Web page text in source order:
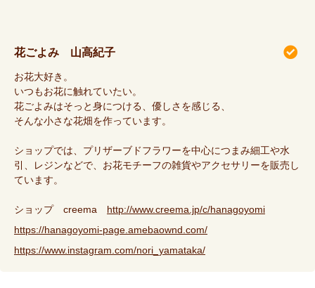
花ごよみ 山高紀子
お花大好き。
いつもお花に触れていたい。
花ごよみはそっと身につける、優しさを感じる、
そんな小さな花畑を作っています。
ショップでは、プリザーブドフラワーを中心につまみ細工や水
引、レジンなどで、お花モチーフの雑貨やアクセサリーを販売し
ています。
ショップ creema http://www.creema.jp/c/hanagoyomi
https://hanagoyomi-page.amebaownd.com/
https://www.instagram.com/nori_yamataka/